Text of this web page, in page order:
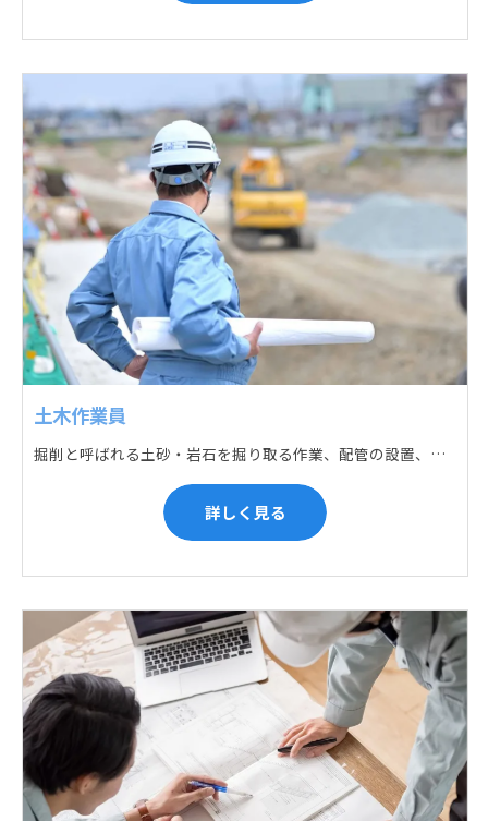
土木作業員
掘削と呼ばれる土砂・岩石を掘り取る作業、配管の設置、埋戻しの順に手作業と機械作業の併用をして行います。また、作業に使用する管材料の運搬作業も、機械と手作業にて行っています。
詳しく見る